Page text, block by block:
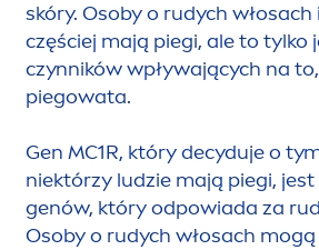
skóry. Osoby o rudych włosach
częściej mają piegi, ale to tylko
czynników wpływających na
piegowata.
Gen MC1R, który decyduje o
niektórzy ludzie mają piegi, jest
genów, który odpowiada za
Osoby o rudych włosach